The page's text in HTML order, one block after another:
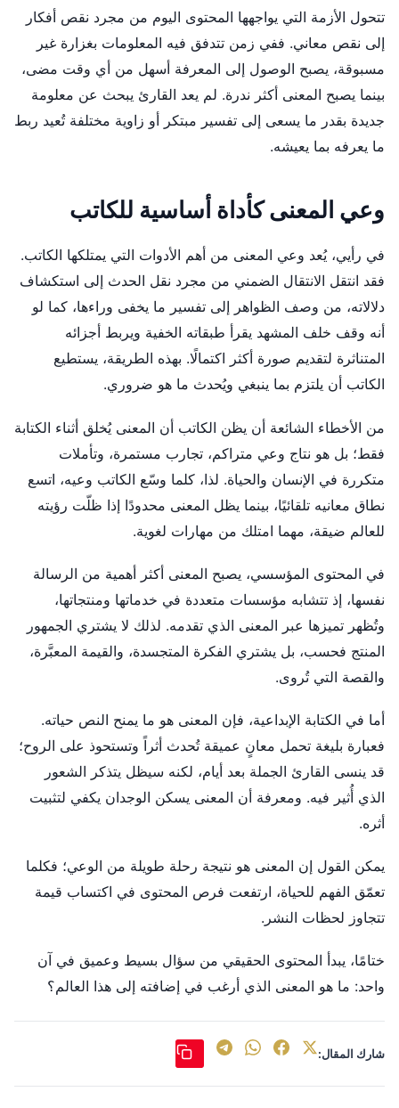
تتحول الأزمة التي يواجهها المحتوى اليوم من مجرد نقص أفكار
إلى نقص معاني. ففي زمن تتدفق فيه المعلومات بغزارة غير
مسبوقة، يصبح الوصول إلى المعرفة أسهل من أي وقت مضى،
بينما يصبح المعنى أكثر ندرة. لم يعد القارئ يبحث عن معلومة
جديدة بقدر ما يسعى إلى تفسير مبتكر أو زاوية مختلفة تُعيد ربط
ما يعرفه بما يعيشه.
وعي المعنى كأداة أساسية للكاتب
في رأيي، يُعد وعي المعنى من أهم الأدوات التي يمتلكها الكاتب.
فقد انتقل الانتقال الضمني من مجرد نقل الحدث إلى استكشاف
دلالاته، من وصف الظواهر إلى تفسير ما يخفى وراءها، كما لو
أنه وقف خلف المشهد يقرأ طبقاته الخفية ويربط أجزائه
المتناثرة لتقديم صورة أكثر اكتمالًا. بهذه الطريقة، يستطيع
الكاتب أن يلتزم بما ينبغي ويُحدث ما هو ضروري.
من الأخطاء الشائعة أن يظن الكاتب أن المعنى يُخلق أثناء الكتابة
فقط؛ بل هو نتاج وعي متراكم، تجارب مستمرة، وتأملات
متكررة في الإنسان والحياة. لذا، كلما وسّع الكاتب وعيه، اتسع
نطاق معانيه تلقائيًا، بينما يظل المعنى محدودًا إذا ظلّت رؤيته
للعالم ضيقة، مهما امتلك من مهارات لغوية.
في المحتوى المؤسسي، يصبح المعنى أكثر أهمية من الرسالة
نفسها، إذ تتشابه مؤسسات متعددة في خدماتها ومنتجاتها،
وتُظهر تميزها عبر المعنى الذي تقدمه. لذلك لا يشتري الجمهور
المنتج فحسب، بل يشتري الفكرة المتجسدة، والقيمة المعبَّرة،
والقصة التي تُروى.
أما في الكتابة الإبداعية، فإن المعنى هو ما يمنح النص حياته.
فعبارة بليغة تحمل معانٍ عميقة تُحدث أثراً وتستحوذ على الروح؛
قد ينسى القارئ الجملة بعد أيام، لكنه سيظل يتذكر الشعور
الذي أُثير فيه. ومعرفة أن المعنى يسكن الوجدان يكفي لتثبيت
أثره.
يمكن القول إن المعنى هو نتيجة رحلة طويلة من الوعي؛ فكلما
تعمّق الفهم للحياة، ارتفعت فرص المحتوى في اكتساب قيمة
تتجاوز لحظات النشر.
ختامًا، يبدأ المحتوى الحقيقي من سؤال بسيط وعميق في آن
واحد: ما هو المعنى الذي أرغب في إضافته إلى هذا العالم؟
شارك المقال: